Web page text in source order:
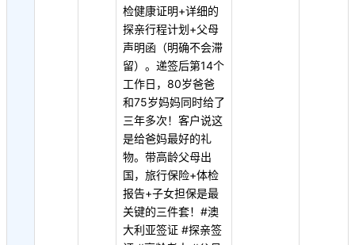
检健康证明+详细的
探亲行程计划+父母
声明函（明确不会滞
留）。递签后第14个
工作日，80岁爸爸
和75岁妈妈同时给了
三年多次！客户说这
是给爸妈最好的礼
物。带高龄父母出
国，旅行保险+体检
报告+子女担保是最
关键的三件套！#澳
大利亚签证 #探亲签